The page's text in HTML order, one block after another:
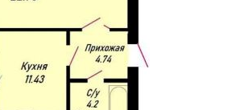
Да, удалить Отмена